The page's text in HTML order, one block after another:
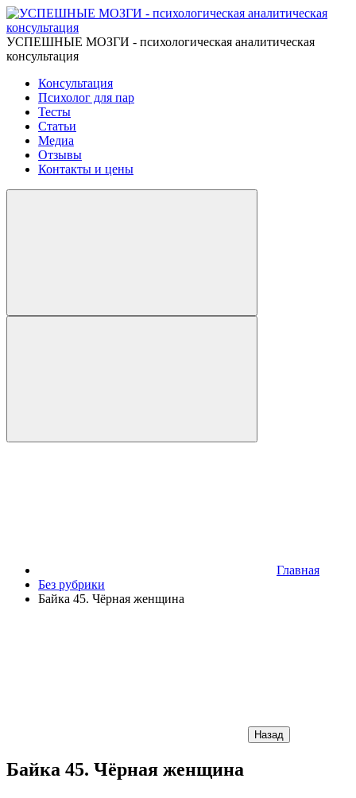
УСПЕШНЫЕ МОЗГИ - психологическая аналитическая
консультация
Консультация
Психолог для пар
Тесты
Статьи
Медиа
Отзывы
Контакты и цены
Главная
Без рубрики
Байка 45. Чёрная женщина
Назад
Байка 45. Чёрная женщина